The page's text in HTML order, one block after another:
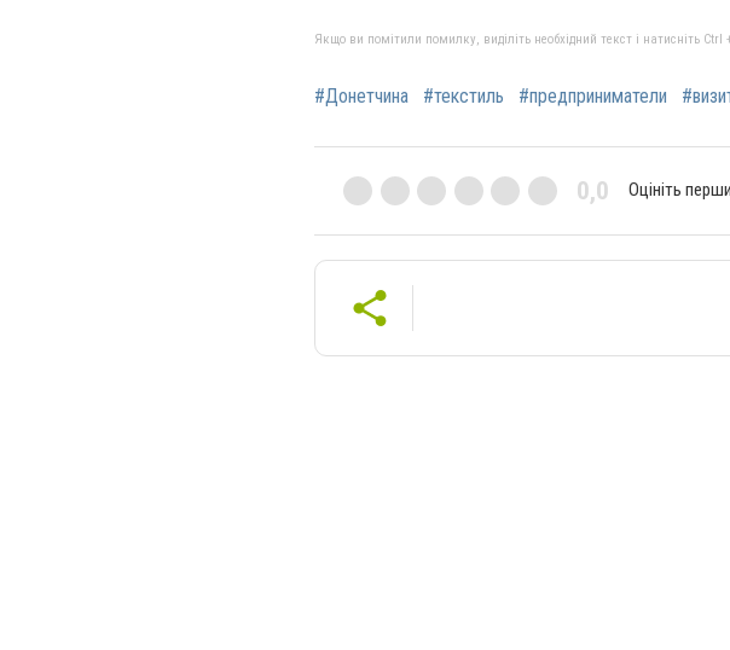
Якщо ви помітили помилку, виділіть необхідний текст і натисніть
#Донетчина #текстиль #предприниматели
0,0 Оцініть